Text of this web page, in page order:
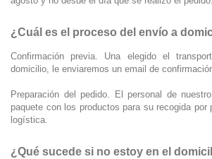
¿Cuál es el proceso del envío a
Confirmación previa. Una elegido el
domicilio, le enviaremos un email de
Preparación del pedido. El personal de
paquete con los productos para su recogida por
logística.
¿Qué sucede si no estoy en el